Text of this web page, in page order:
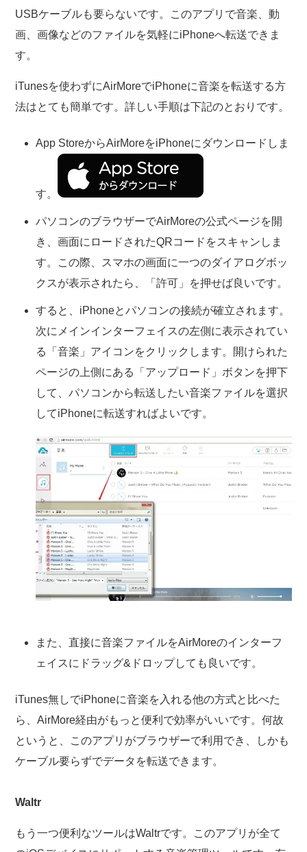
USBケーブルも要らないです。このアプリで音楽、動
画、画像などのファイルを気軽にiPhoneへ転送できま
す。
iTunesを使わずにAirMoreでiPhoneに音楽を転送する方
法はとても簡単です。詳しい手順は下記のとおりです。
App StoreからAirMoreをiPhoneにダウンロードしま
す。
パソコンのブラウザーでAirMoreの公式ページを開
き、画面にロードされたQRコードをスキャンしま
す。この際、スマホの画面に一つのダイアログボッ
クスが表示されたら、「許可」を押せば良いです。
すると、iPhoneとパソコンの接続が確立されます。
次にメインインターフェイスの左側に表示されてい
る「音楽」アイコンをクリックします。開けられた
ページの上側にある「アップロード」ボタンを押下
して、パソコンから転送したい音楽ファイルを選択
してiPhoneに転送すればよいです。
また、直接に音楽ファイルをAirMoreのインターフ
ェイスにドラッグ&ドロップしても良いです。
iTunes無しでiPhoneに音楽を入れる他の方式と比べた
ら、AirMore経由がもっと便利で効率がいいです。何故
というと、このアプリがブラウザーで利用でき、しかも
ケーブル要らずでデータを転送できます。
Waltr
もう一つ便利なツールはWaltrです。このアプリが全て